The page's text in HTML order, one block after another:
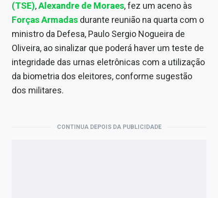
(TSE),Alexandre de Moraes, fez um aceno às
Forças Armadas durante reunião na quarta com o
ministro da Defesa, Paulo Sergio Nogueira de
Oliveira, ao sinalizar que poderá haver um teste de
integridade das urnas eletrônicas com a utilização
da biometria dos eleitores, conforme sugestão
dos militares.
CONTINUA DEPOIS DA PUBLICIDADE